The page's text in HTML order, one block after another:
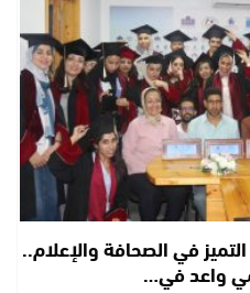
في الصحافة والإعلام..
واعد في…